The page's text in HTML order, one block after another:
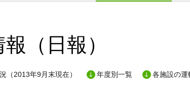
（日報）
（2013年9月末現在） 年度別一覧 各施設の運